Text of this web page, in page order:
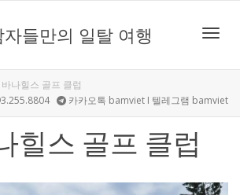
들만의 일탈 여행
나힐스 골프 클럽
카카오톡 bamviet I 텔레그램 bamviet
힐스 골프 클럽